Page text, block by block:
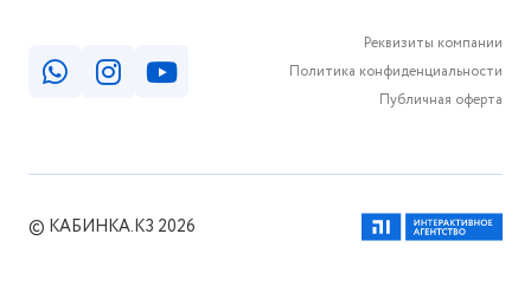
Реквизиты компании
Политика конфиденциальности
Публичная оферта
© КАБИНКА.КЗ 2026